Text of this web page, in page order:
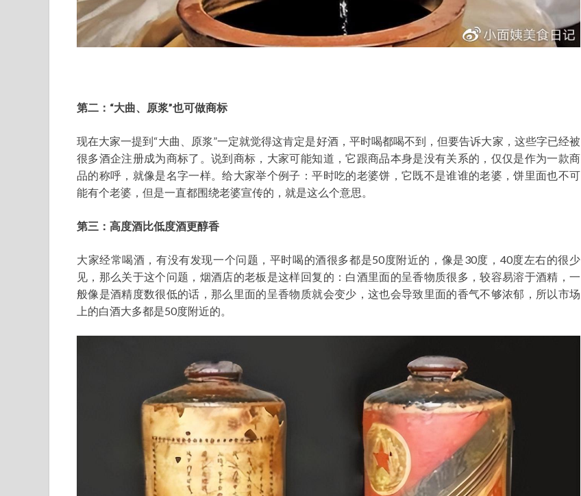
第二：“大曲、原浆”也可做商标
现在大家一提到“大曲、原浆”一定就觉得这肯定是好酒，平时喝都喝不到，但要告诉大家，这些字已经被
很多酒企注册成为商标了。说到商标，大家可能知道，它跟商品本身是没有关系的，仅仅是作为一款商
品的称呼，就像是名字一样。给大家举个例子：平时吃的老婆饼，它既不是谁谁的老婆，饼里面也不可
能有个老婆，但是一直都围绕老婆宣传的，就是这么个意思。
第三：高度酒比低度酒更醇香
大家经常喝酒，有没有发现一个问题，平时喝的酒很多都是50度附近的，像是30度，40度左右的很少
见，那么关于这个问题，烟酒店的老板是这样回复的：白酒里面的呈香物质很多，较容易溶于酒精，一
般像是酒精度数很低的话，那么里面的呈香物质就会变少，这也会导致里面的香气不够浓郁，所以市场
上的白酒大多都是50度附近的。